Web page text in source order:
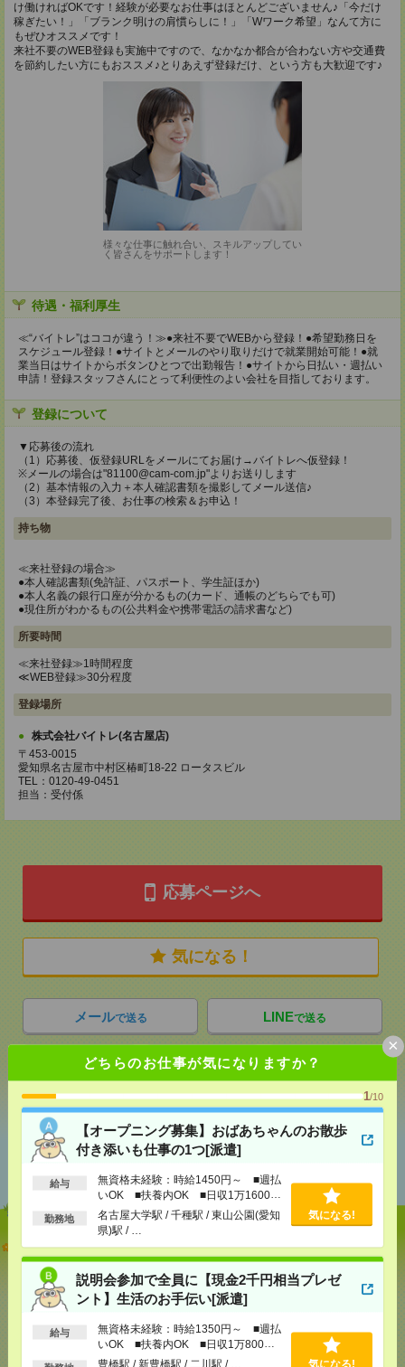
どちらのお仕事が気になりますか？
1/10
【オープニング募集】おばあちゃんのお散歩
付き添いも仕事の1つ[派遣]
給与
無資格未経験：時給1450円～ ■週払
いOK ■扶養内OK ■日収1万1600円
以上
勤務地
名古屋大学駅 / 千種駅 / 東山公園(愛知
県)駅 / …
気になる!
説明会参加で全員に【現金2千円相当プレゼ
ント】生活のお手伝い[派遣]
給与
無資格未経験：時給1350円～ ■週払
いOK ■扶養内OK ■日収1万800円
以上
豊橋駅 / 新豊橋駅 / 二川駅 / … 気になる!
×
け働ければOKです！経験が必要なお仕事はほとんどございません♪「今だけ
稼ぎたい！」「ブランク明けの肩慣らしに！」「Wワーク希望」なんて方に
もぜひオススメです！
来社不要のWEB登録も実施中ですので、なかなか都合が合わない方や交通費
を節約したい方にもおススメ♪とりあえず登録だけ、という方も大歓迎です♪
様々な仕事に触れ合い、スキルアップしてい
く皆さんをサポートします！
待遇・福利厚生
≪“バイトレ”はココが違う！≫●来社不要でWEBから登録！●希望勤務日を
スケジュール登録！●サイトとメールのやり取りだけで就業開始可能！●就
業当日はサイトからボタンひとつで出勤報告！●サイトから日払い・週払い
申請！登録スタッフさんにとって利便性のよい会社を目指しております。
登録について
▼応募後の流れ
（1）応募後、仮登録URLをメールにてお届け→バイトレへ仮登録！
※メールの場合は"81100@cam-com.jp"よりお送りします
（2）基本情報の入力＋本人確認書類を撮影してメール送信♪
（3）本登録完了後、お仕事の検索＆お申込！
持ち物
≪来社登録の場合≫
●本人確認書類(免許証、パスポート、学生証ほか)
●本人名義の銀行口座が分かるもの(カード、通帳のどちらでも可)
●現住所がわかるもの(公共料金や携帯電話の請求書など)
所要時間
≪来社登録≫1時間程度
≪WEB登録≫30分程度
登録場所
株式会社バイトレ(名古屋店)
〒453-0015
愛知県名古屋市中村区椿町18-22 ロータスビル
TEL：0120-49-0451
担当：受付係
応募ページへ
気になる！
メールで送る LINEで送る
シェア ツイート ブックマーク
あなたの閲覧履歴からの
【オープニング募集】おばあちゃんのお散歩付き添
いも仕事の1つ[派遣]
[給 与]
無資格未経験：時給1450円～ ■週払い
OK ■扶養内OK ■日収1万1600円以上
[交通費]交通費全額支給
名古屋大学駅 /千種駅/東山公園(愛知県)駅
気になる！